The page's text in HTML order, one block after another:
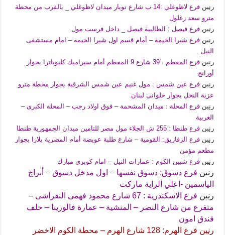
رنين
فرع لاظوغلي :14 ب شارع نوبار ميدان لاظوغلي _ بالقرب من محطة
مترو سعد زغلول
رنينفرع فيصل : الطالبية فيصل _ داخل فرست مول
رنينفرع شبرا الخيمة – أمام قسم اول شبرا الخيمة – امام مستشفى
النيل .
رنين
فرع المقطم : 39 شارع 9 المقطم أمام سيراميك كليوباترا بجوار
أورانج
رنينفرع عين شمس : مول غنيم عين شمس الشرقية بجوار محطة مترو
عزبة النخل بجوار حلوانى لبنان
رنينفرع المحلة : ميدان المشحمة – فوق اولاد رجب – المحلة الكبرى –
الغربية
رنينفرع طنطا : 255 ش الجلاء مول مصر للتامين ميدان الجمهورية طنطا
رنينفرع الزقازيق: القومية – شارع طلبة عويضة أمام المصرية بلازا بجوار
مطعم مؤمن
رنينفرع شبين الكوم : عمارات النيل – امام كوبرى مبارك
رنينفرع دسوق: دسوق نفسها – اول مدخل دسوق – أبراج
الياسمين -اعلي الراية ماركت
رنين
فرع الاسكندرية : 67 شارع محمود فهمى النقراشى –
متفرع من شارع النصر – المنشية – عمارة فالورينا – خلف
فندق امون
رنينفرع الهرم: 128 شارع الهرم – محطة الكوم الاخضر